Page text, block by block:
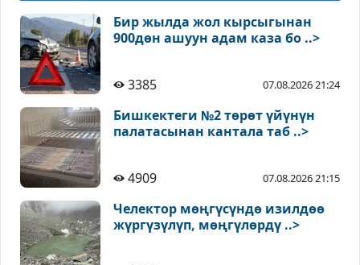
Бир жылда жол кырсыгынан
900дөн ашуун адам каза бо ..>
3385 07.08.2026 21:24
Бишкектеги №2 төрөт үйүнүн
палатасынан кантала таб ..>
4909 07.08.2026 21:15
Челектор мөңгүсүндө изилдөө
жүргүзүлүп, мөңгүлөрдү ..>